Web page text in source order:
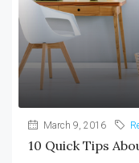
March 9, 2016
10 Quick Tips